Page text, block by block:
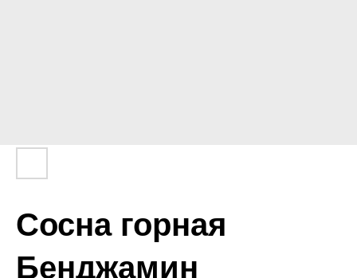
Сосна горная
Бенджамин